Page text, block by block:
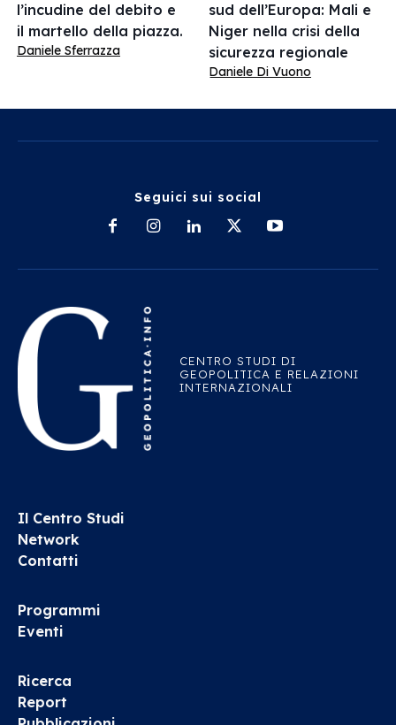
l’incudine del debito e
il martello della piazza.
Daniele Sferrazza
sud dell’Europa: Mali e
Niger nella crisi della
sicurezza regionale
Daniele Di Vuono
Seguici sui social
CENTRO STUDI DI
GEOPOLITICA E RELAZIONI
INTERNAZIONALI
Il Centro Studi
Network
Contatti
Programmi
Eventi
Ricerca
Report